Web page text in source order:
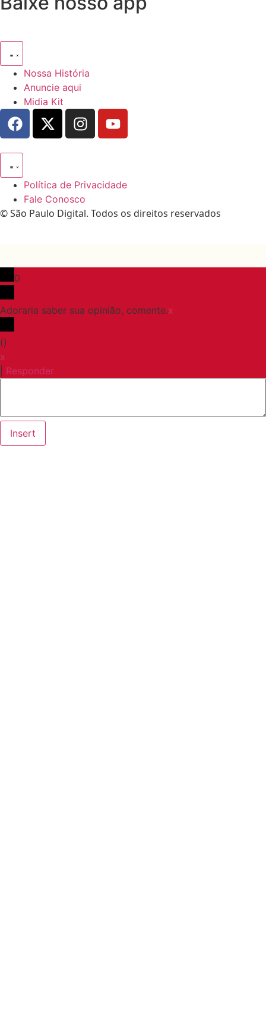
Nossa História
Anuncie aqui
Midia Kit
Política de Privacidade
Fale Conosco
© São Paulo Digital. Todos os direitos reservados
0
Adoraria saber sua opinião, comente.x
()
x
Responder
Insert